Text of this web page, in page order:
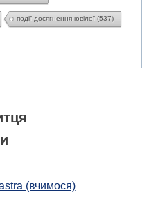
події досягнення ювілеї (537)
(вчимося)